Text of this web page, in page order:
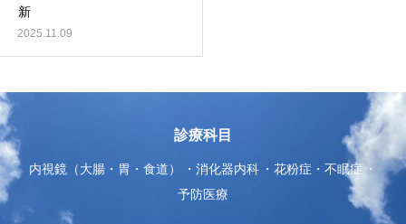
新
2025.11.09
診療科目
内視鏡（大腸・胃・食道） 消化器内科
花粉症・不眠症
予防医療